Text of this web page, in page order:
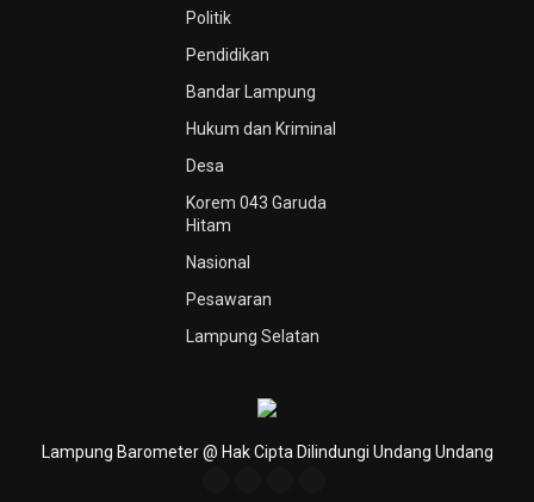
Politik
Pendidikan
Bandar Lampung
Hukum dan Kriminal
Desa
Korem 043 Garuda
Hitam
Nasional
Pesawaran
Lampung Selatan
Lampung Barometer @ Hak Cipta Dilindungi Undang Undang